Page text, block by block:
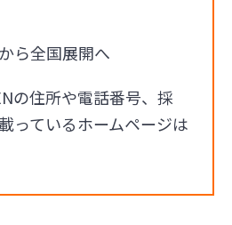
ら全国展開へ
の住所や電話番号、採
っているホームページは